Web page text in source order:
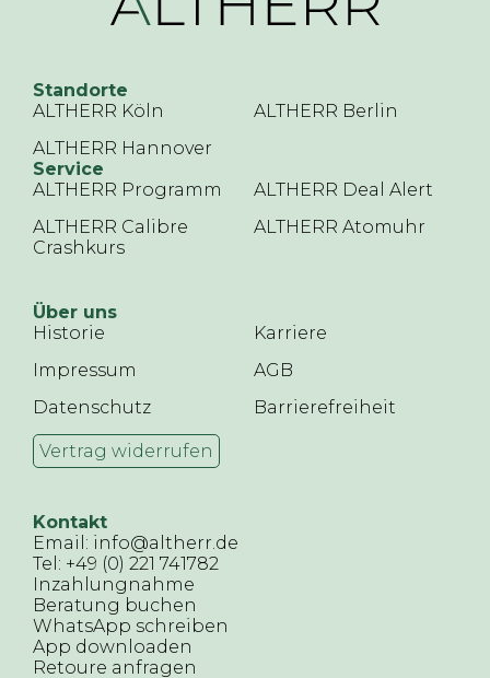
Standorte
ALTHERR Köln
ALTHERR Berlin
ALTHERR Hannover
Service
ALTHERR Programm
ALTHERR Deal Alert
ALTHERR Calibre
Crashkurs
ALTHERR Atomuhr
Über uns
Historie
Karriere
Impressum
AGB
Datenschutz
Barrierefreiheit
Vertrag widerrufen
Kontakt
Email: info@altherr.de
Tel: +49 (0) 221 741782
Inzahlungnahme
Beratung buchen
WhatsApp schreiben
App downloaden
Retoure anfragen